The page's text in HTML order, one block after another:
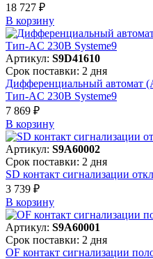
18 727 ₽
В корзинy
Артикул: S9D41610
Срок поставки: 2 дня
Дифференциальный автомат
Тип-AC 230В Systeme9
7 869 ₽
В корзинy
Артикул: S9A60002
Срок поставки: 2 дня
SD контакт сигнализации
3 739 ₽
В корзинy
Артикул: S9A60001
Срок поставки: 2 дня
OF контакт сигнализации